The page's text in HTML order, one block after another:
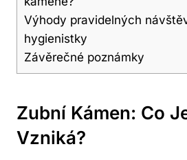
Výhody pravidelných
hygienistky
Závěrečné poznámky
Zubní Kámen: Co
Vzniká?